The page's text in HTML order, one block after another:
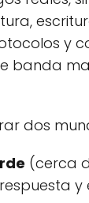
y
banda
dos
(cerca
y